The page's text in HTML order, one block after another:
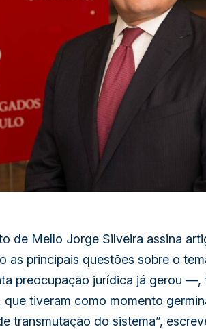
de Mello Jorge Silveira assina
as principais questões sobre o
preocupação jurídica já gerou —,
tiveram como momento
transmutação do sistema”,